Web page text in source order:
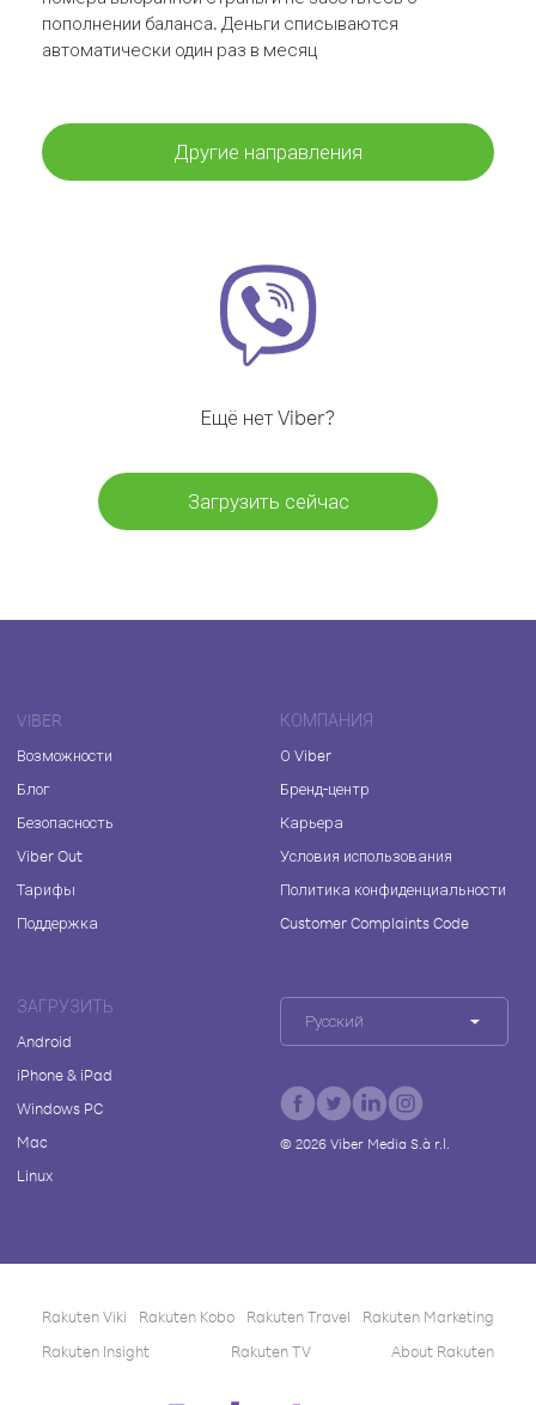
пополнении баланса. Деньги списываются
автоматически один раз в месяц
Другие направления
Ещё нет Viber?
Загрузить сейчас
VIBER
Возможности
Блог
Безопасность
Viber Out
Тарифы
Поддержка
КОМПАНИЯ
О Viber
Бренд-центр
Карьера
Условия использования
Политика конфиденциальности
Customer Complaints Code
ЗАГРУЗИТЬ
Android
iPhone & iPad
Windows PC
Mac
Linux
Русский
© 2026Viber Media S.à r.l.
Rakuten Viki Rakuten Kobo Rakuten Travel
Rakuten Marketing
Rakuten Insight
Rakuten TV About Rakuten